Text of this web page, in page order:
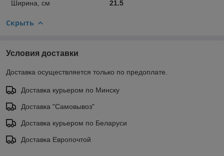
Ширина, см 21.5
Скрыть
Условия доставки
Доставка осуществляется только по предоплате.
Доставка курьером по Минску
Доставка "Самовывоз"
Доставка курьером по Беларуси
Доставка Европочтой